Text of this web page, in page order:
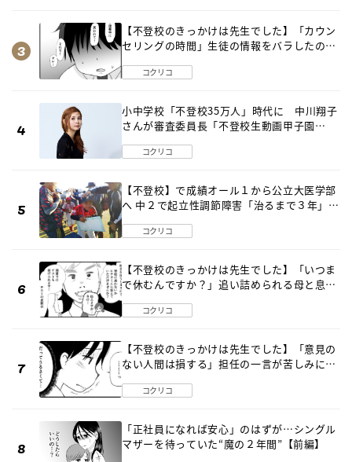
【不登校のきっかけは先生でした】「カウン
セリングの時間」生徒の情報をバラしたの
コクリコ
小中学校「不登校35万人」時代に 中川翔子
さんが審査委員長「不登校生動画甲子園
コクリコ
【不登校】で成績オール１から公立大医学部
へ 中２で起立性調節障害「治るまで３年」の
コクリコ
【不登校のきっかけは先生でした】「いつま
で休むんですか？」追い詰められる母と息子
コクリコ
【不登校のきっかけは先生でした】「意見の
ない人間は損する」担任の一言が苦しみに…
コクリコ
「正社員になれば安心」のはずが…シングル
マザーを待っていた“魔の２年間”【前編】